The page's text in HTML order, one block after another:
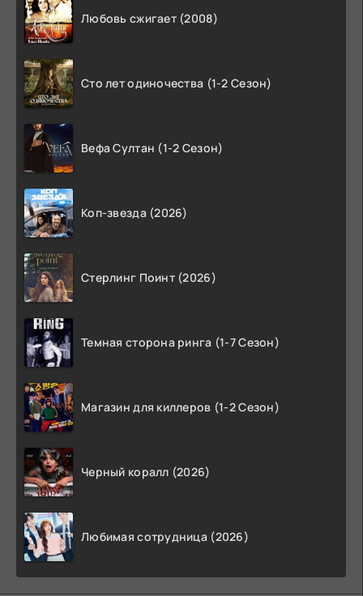
Любовь сжигает (2008)
Сто лет одиночества (1-2 Сезон)
Вефа Султан (1-2 Сезон)
Коп-звезда (2026)
Стерлинг Поинт (2026)
Темная сторона ринга (1-7 Сезон)
Магазин для киллеров (1-2 Сезон)
Черный коралл (2026)
Любимая сотрудница (2026)